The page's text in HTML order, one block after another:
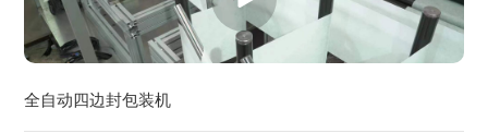
全自动四边封包装机